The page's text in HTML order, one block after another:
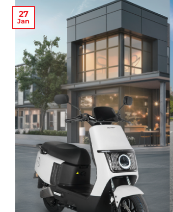
27
Jan